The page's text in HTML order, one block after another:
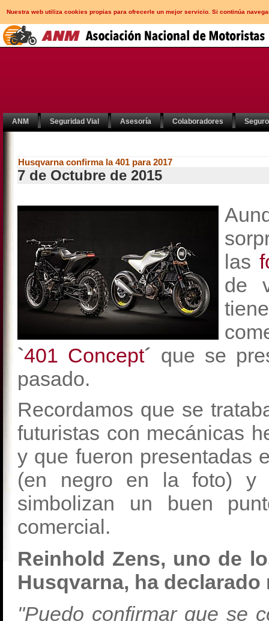
Nuestra web utiliza cookies propias para ofrecerle un mejor servicio. Si continúa
ANM Seguridad Vial Asesoría Colaboradores
Husqvarna confirma la 401 para 2017
7 de Octubre de 2015
las
de
`401 Concept´ que se
pasado.
Recordamos que se
futuristas con mecánicas
y que fueron presentadas
(en negro en la foto)
simbolizan un buen
comercial.
Reinhold Zens, uno de
Husqvarna, ha declarado
"Puedo confirmar que se